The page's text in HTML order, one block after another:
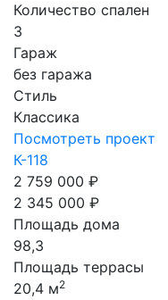
Количество спален
3
Гараж
без гаража
Стиль
Классика
Посмотреть проект
К-118
2 759 000 ₽
2 345 000 ₽
Площадь дома
98,3
Площадь террасы
20,4 м2